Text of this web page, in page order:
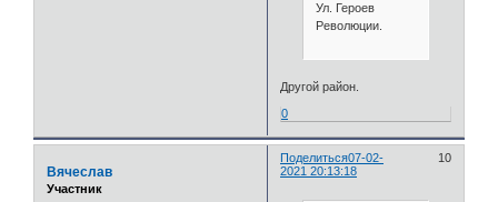
Ул. Героев
Революции.
Другой район.
0
Поделиться 10
07-02-
2021 20:13:18
Вячеслав
Участник